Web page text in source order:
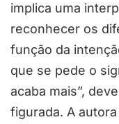
implica uma
reconhecer os
função da
que se pede o
acaba mais”,
figurada. A